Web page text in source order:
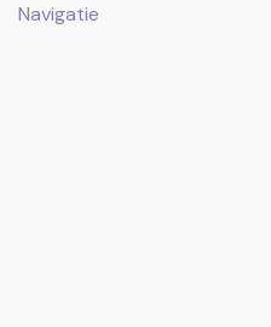
Navigatie